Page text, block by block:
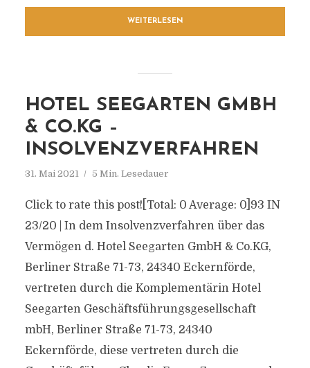
WEITERLESEN
HOTEL SEEGARTEN GMBH
& CO.KG –
INSOLVENZVERFAHREN
31. Mai 2021 5 Min. Lesedauer
Click to rate this post![Total: 0 Average: 0]93 IN
23/20 | In dem Insolvenzverfahren über das
Vermögen d. Hotel Seegarten GmbH & Co.KG,
Berliner Straße 71-73, 24340 Eckernförde,
vertreten durch die Komplementärin Hotel
Seegarten Geschäftsführungsgesellschaft
mbH, Berliner Straße 71-73, 24340
Eckernförde, diese vertreten durch die